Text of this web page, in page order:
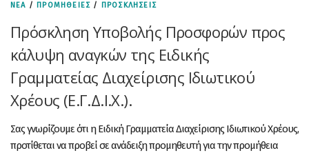
ΝΕΑ / ΠΡΟΜΗΘΕΙΕΣ / ΠΡΟΣΚΛΗΣΕΙΣ
Πρόσκληση Υποβολής Προσφορών προς
κάλυψη αναγκών της Ειδικής
Γραμματείας Διαχείρισης Ιδιωτικού
Χρέους (Ε.Γ.Δ.Ι.Χ.).
Σας γνωρίζουμε ότι η Ειδική Γραμματεία Διαχείρισης Ιδιωτικού Χρέους,
προτίθεται να προβεί σε ανάδειξη προμηθευτή για την προμήθεια